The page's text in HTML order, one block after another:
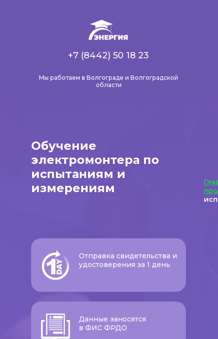
Мы работаем в Волгограде и Волгоградской
области
+7 (8442) 50 18 23
Обучение
электромонтера по
испытаниям и
измерениям
Отправка свидетельства и
удостоверения за 1 день
Данные заносятся
в ФИС ФРДО